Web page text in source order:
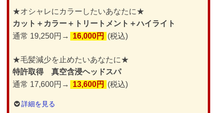
★オシャレにカラーしたいあなたに★
カット＋カラー＋トリートメント＋ハイライト
通常 19,250円→
16,000円 (税込)
★毛髪減少を止めたいあなたに★
特許取得 真空含浸ヘッドスパ
通常 17,600円→
13,600円 (税込)
詳細を見る